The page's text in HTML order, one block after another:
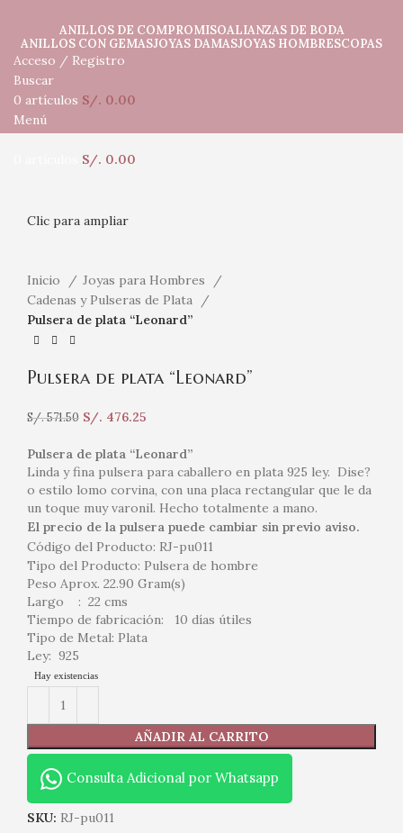
ANILLOS DE COMPROMISOALIANZAS DE BODA
ANILLOS CON GEMASJOYAS DAMASJOYAS HOMBRESCOPAS
Acceso / Registro
Buscar
0 artículos S/. 0.00
Menú
S/. 0.00
Clic para ampliar
Inicio
Joyas para Hombres
Cadenas y Pulseras de Plata
Pulsera de plata “Leonard”
Pulsera de plata “Leonard”
S/.571.50 S/. 476.25
Pulsera de plata “Leonard”
Linda y fina pulsera para caballero en plata 925 ley. Dise?
o estilo lomo corvina, con una placa rectangular que le da
un toque muy varonil. Hecho totalmente a mano.
El precio de la pulsera puede cambiar sin previo aviso.
Código del Producto: RJ-pu011
Tipo del Producto: Pulsera de hombre
Peso Aprox. 22.90 Gram(s)
Largo : 22 cms
Tiempo de fabricación: 10 días útiles
Tipo de Metal: Plata
Ley: 925
Hay existencias
AÑADIR AL CARRITO
Consulta Adicional por Whatsapp
SKU: RJ-pu011